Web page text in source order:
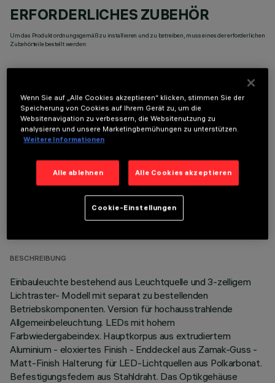
ERFORDERLICHES ZUBEHÖR
Um das Produkt ordnungsgemäß zu installieren und zu betreiben, muss eines der erforderlichen
Zubehörteile bestellt werden:
OPTIONALE KOMPONENTEN
TECHNISCHE DATEN
BESCHREIBUNG
Einbauleuchte bestehend aus Leuchtquelle und 3-zelligem
Lichtraster- Modell mit separat zu bestellenden
Betriebskomponenten. Version für hochausstrahlende
Allgemeinbeleuchtung. LEDs mit hohem
Farbwiedergabeindex. Hauptkorpus aus extrudiertem
Aluminium - eloxiertes Finish - Enddeckel aus Zamak-Guss -
Matt-Finish Halterung für LED-Lichtquellen aus Polkarbonat.
Befestigungsfedern aus Stahldraht. Das Optikgehäuse
Wenn Sie auf „Alle Cookies akzeptieren“ klicken, stimmen Sie der
Speicherung von Cookies auf Ihrem Gerät zu, um die
Websitenavigation zu verbessern, die Websitenutzung zu
analysieren und unsere Marketingbemühungen zu unterstützen.
Weitere Informationen
Alle ablehnen Alle Cookies akzeptieren
Cookie-Einstellungen